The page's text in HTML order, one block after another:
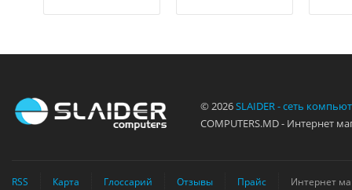
© 2026SLAIDER - сеть
COMPUTERS.MD - Интернет
RSS Карта Глоссарий Отзывы Прайс Интернет